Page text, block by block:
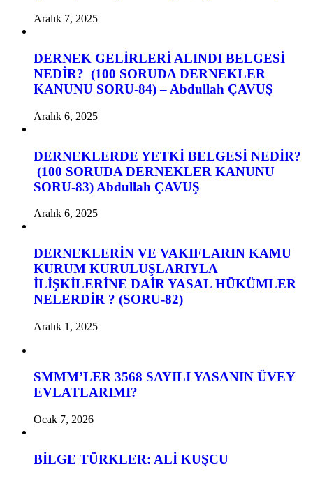
Aralık 7, 2025
DERNEK GELİRLERİ ALINDI BELGESİ
NEDİR? (100 SORUDA DERNEKLER
KANUNU SORU-84) – Abdullah ÇAVUŞ
Aralık 6, 2025
DERNEKLERDE YETKİ BELGESİ NEDİR?
(100 SORUDA DERNEKLER KANUNU
SORU-83) Abdullah ÇAVUŞ
Aralık 6, 2025
DERNEKLERİN VE VAKIFLARIN KAMU
KURUM KURULUŞLARIYLA
İLİŞKİLERİNE DAİR YASAL HÜKÜMLER
NELERDİR ? (SORU-82)
Aralık 1, 2025
SMMM’LER 3568 SAYILI YASANIN ÜVEY
EVLATLARIMI?
Ocak 7, 2026
BİLGE TÜRKLER: ALİ KUŞCU